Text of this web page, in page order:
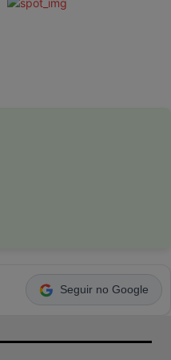
Seguir no Google